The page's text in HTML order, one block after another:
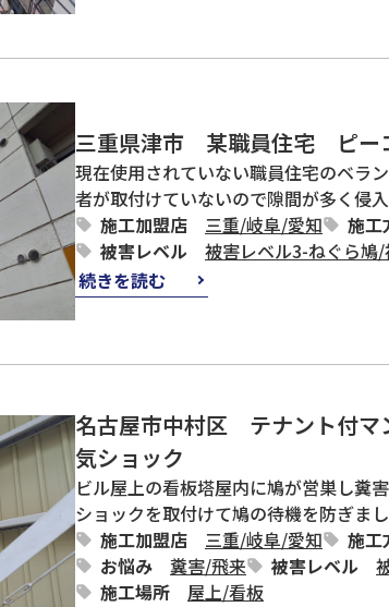
三重県津市 某職員住宅 ピー
現在使用されていない職員住宅のベラ
者が取付けていないので隙間が多く侵
施工加盟店
三重/岐阜/愛知 施工
被害レベル
被害レベル3-ねぐら鳩/
続きを読む
名古屋市中村区 テナント付マ
気ショック
ビル屋上の看板塔屋内に鳩が営巣し糞
ショックを取付けて鳩の待機を防ぎまし
施工加盟店
三重/岐阜/愛知 施工
お悩み
糞害/飛来 被害レベル
施工場所
屋上/看板